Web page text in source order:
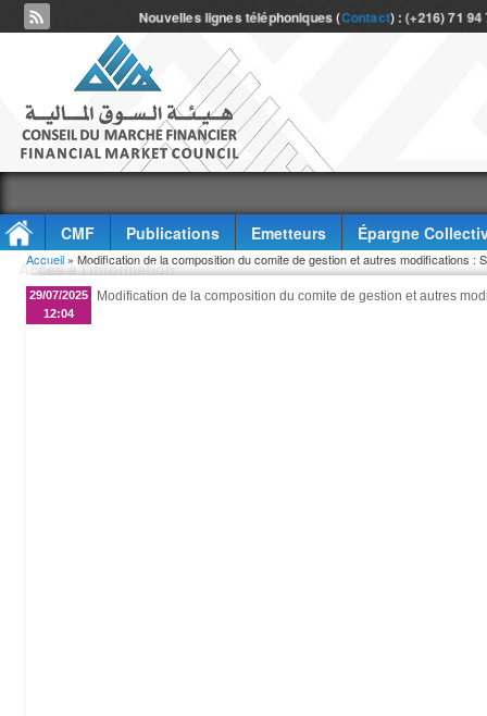
Nouvelles lignes téléphoniques (Contact) : (+216) 71
CMF Publications Emetteurs
Épargne
Accès à l'information
Vous êtes ici
Accueil » Modification de la composition du comite de gestion et autres modifications :
29/07/2025
12:04
Modification de la composition du comite de gestion et autres